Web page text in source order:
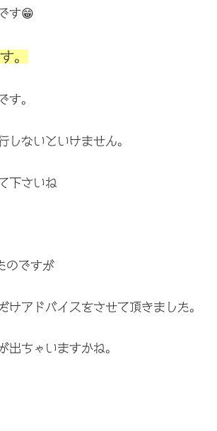
す😁
。
す。
しないといけません。
下さいね
のですが
けアドバイスをさせて頂きました。
出ちゃいますかね。